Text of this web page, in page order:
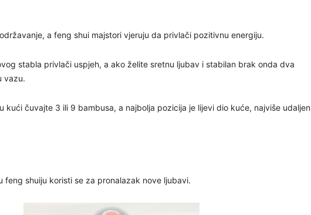
a feng shui majstori vjeruju da privlači pozitivnu energiju.
stabla privlači uspjeh, a ako želite sretnu ljubav i stabilan brak onda dva
vazu.
kući čuvajte 3 ili 9 bambusa, a najbolja pozicija je lijevi dio kuće, najviše udaljen
feng shuiju koristi se za pronalazak nove ljubavi.